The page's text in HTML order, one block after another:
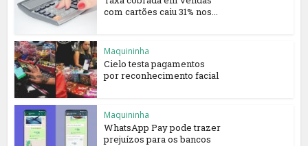
com cartões caiu 31% nos...
Maquininha
Cielo testa pagamentos
por reconhecimento facial
Maquininha
WhatsApp Pay pode trazer
prejuízos para os bancos